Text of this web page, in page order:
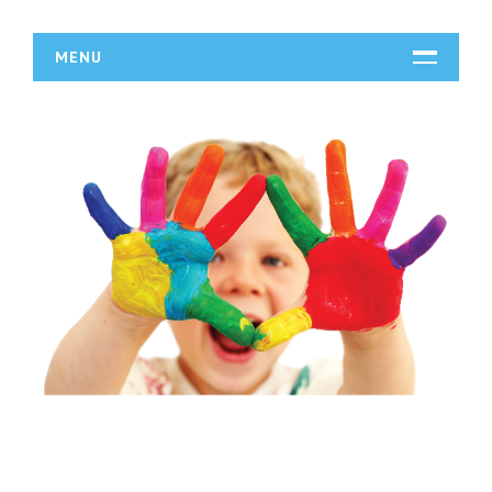
MENU
DZIAŁALNOŚĆ
Biura Rachunkowe
Doradztwo
Drukarnie
Handel
Hurtownie
Kredyty, Leasing
Oferty Pracy